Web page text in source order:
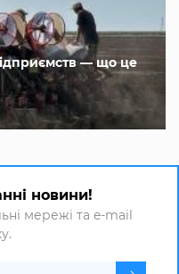
— що це
новини!
мережі та e-mail